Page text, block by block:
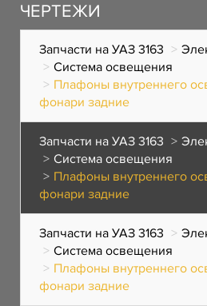
ЧЕРТЕЖИ
Запчасти на УАЗ 3163
Система освещения
Плафоны внутреннего
фонари задние
Запчасти на УАЗ 3163
Система освещения
Плафоны внутреннего
фонари задние
Запчасти на УАЗ 3163
Система освещения
Плафоны внутреннего
фонари задние